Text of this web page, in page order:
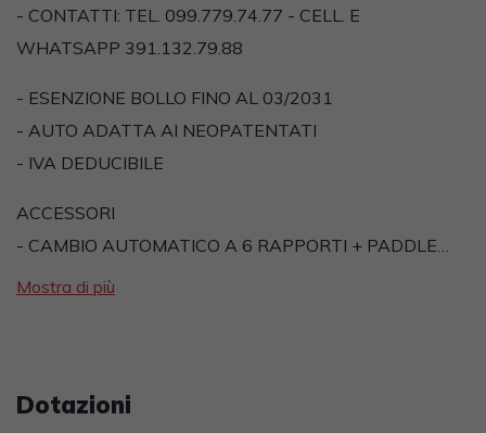
- CONTATTI: TEL. 099.779.74.77 - CELL. E
WHATSAPP 391.132.79.88
- ESENZIONE BOLLO FINO AL 03/2031
- AUTO ADATTA AI NEOPATENTATI
- IVA DEDUCIBILE
ACCESSORI
- CAMBIO AUTOMATICO A 6 RAPPORTI + PADDLE…
Mostra di più
Dotazioni